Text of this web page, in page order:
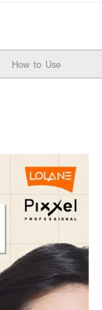
How to Use